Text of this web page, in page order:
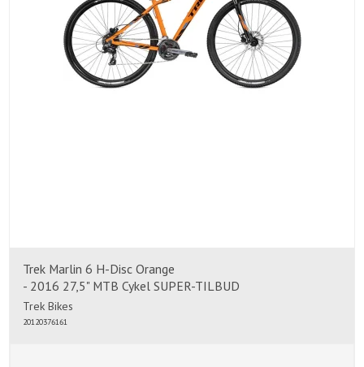
Trek Marlin 6 H-Disc Orange
- 2016 27,5" MTB Cykel SUPER-TILBUD
Trek Bikes
20120376161